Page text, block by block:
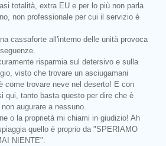
totalità, extra EU e per lo più non parla
non professionale per cui il servizio è
cassaforte all'interno delle unità provoca
risparmia sul detersivo e sulla
visto che trovare un asciugamani
come trovare neve nel deserto! E con
qui, tanto basta questo per dire che è
augurare a nessuno.
o la proprietà mi chiami in giudizio! Ah
quello è proprio da "SPERIAMO
NIENTE".